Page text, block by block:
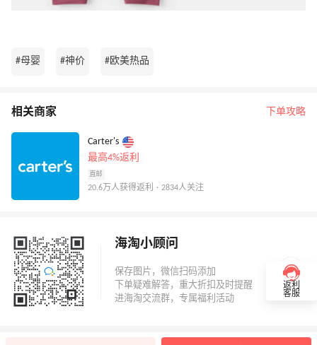
#母婴 #神价 #欧美热品
相关商家 下单攻略
Carter's
最高4%返利
直邮
20.6万人获得返利 · 2834人关注
海淘小顾问
返利
客服